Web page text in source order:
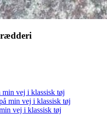
vej i klassisk tøj
min vej i klassisk tøj
vej i klassisk tøj